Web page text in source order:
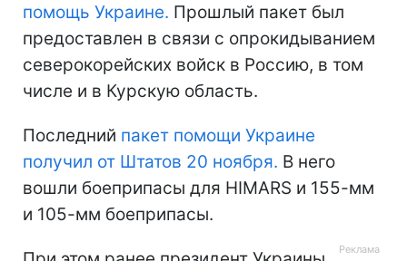
помощь Украине. Прошлый пакет был
предоставлен в связи с опрокидыванием
северокорейских войск в Россию, в том
числе и в Курскую область.
Последний пакет помощи Украине
получил от Штатов 20 ноября. В него
вошли боеприпасы для HIMARS и 155-мм
и 105-мм боеприпасы.